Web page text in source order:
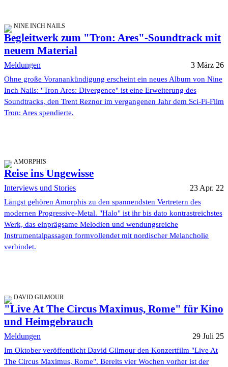
NINE INCH NAILS
Begleitwerk zum "Tron: Ares"-Soundtrack mit
neuem Material
Meldungen 3 März 26
Ohne große Voranankündigung erscheint ein neues Album von Nine
Inch Nails: "Tron Ares: Divergence" ist eine Erweiterung des
Soundtracks, den Trent Reznor im vergangenen Jahr dem Sci-Fi-Film
Tron: Ares spendierte.
AMORPHIS
Reise ins Ungewisse
Interviews und Stories 23 Apr. 22
Längst gehören Amorphis zu den spannendsten Vertretern des
modernen Progressive-Metal. "Halo" ist ihr bis dato kontrastreichstes
Werk, das einprägsame Melodien und wendungsreiche
Instrumentalpassagen formvollendet mit nordischer Melancholie
verbindet.
DAVID GILMOUR
"Live At The Circus Maximus, Rome" für Kino
und Heimgebrauch
Meldungen 29 Juli 25
Im Oktober veröffentlicht David Gilmour den Konzertfilm "Live At
The Circus Maximus, Rome". Bereits vier Wochen vorher ist der